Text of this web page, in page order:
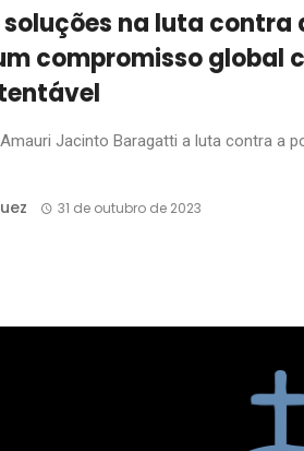
soluções na luta contra
compromisso global
Jacinto Baragatti a luta contra a
31 de outubro de 2023